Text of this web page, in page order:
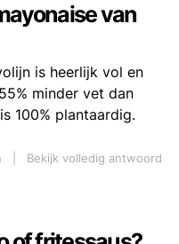
van
is heerlijk vol en
minder vet dan
100% plantaardig.
Bekijk volledig antwoord